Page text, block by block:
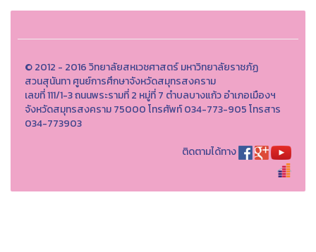
© 2012 - 2016 วิทยาลัยสหเวชศาสตร์ มหาวิทยาลัยราชภัฏ
สวนสุนันทา ศูนย์การศึกษาจังหวัดสมุทรสงคราม
เลขที่ 111/1-3 ถนนพระรามที่ 2 หมู่ที่ 7 ตำบลบางแก้ว อำเภอเมืองฯ
จังหวัดสมุทรสงคราม 75000 โทรศัพท์ 034-773-905 โทรสาร
034-773903
ติดตามได้ทาง